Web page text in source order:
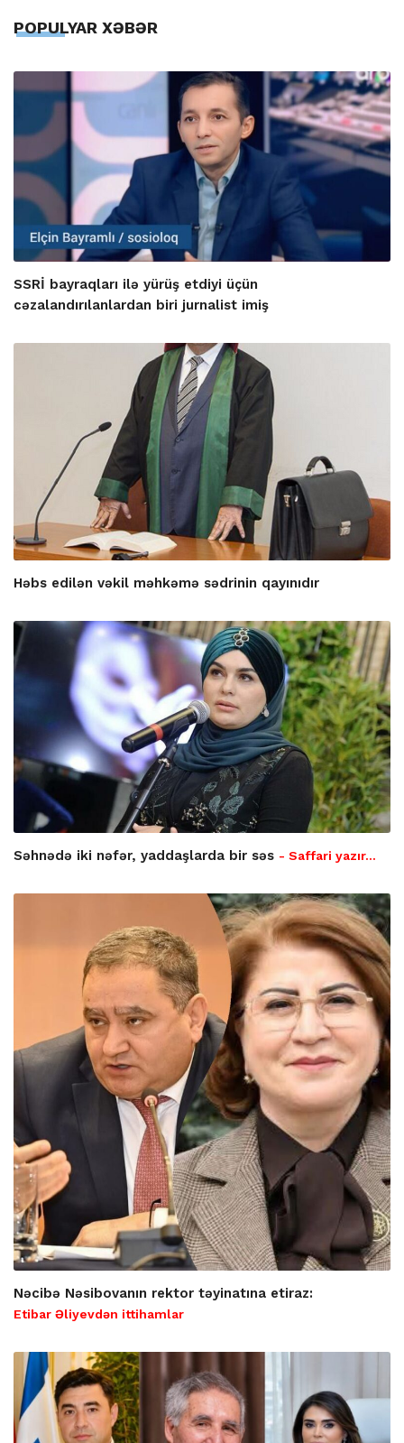
POPULYAR XƏBƏR
SSRİ bayraqları ilə yürüş etdiyi üçün
cəzalandırılanlardan biri jurnalist imiş
Həbs edilən vəkil məhkəmə sədrinin qayınıdır
Səhnədə iki nəfər, yaddaşlarda bir səs - Saffari yazır…
Nəcibə Nəsibovanın rektor təyinatına etiraz:
Etibar Əliyevdən ittihamlar